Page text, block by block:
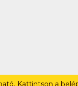
Kattintson a